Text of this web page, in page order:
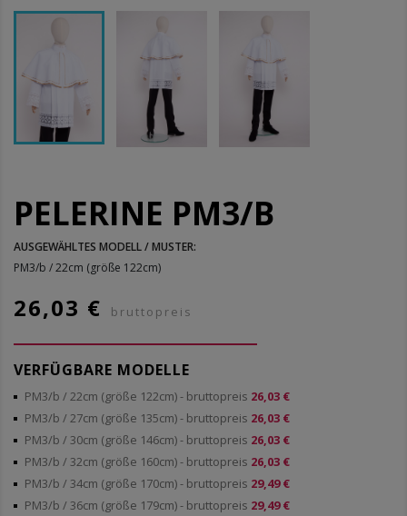
PELERINE PM3/B
AUSGEWÄHLTES MODELL / MUSTER:
PM3/b / 22cm (größe 122cm)
26,03 € bruttopreis
VERFÜGBARE MODELLE
PM3/b / 22cm (größe 122cm)- bruttopreis 26,03 €
PM3/b / 27cm (größe 135cm)- bruttopreis 26,03 €
PM3/b / 30cm (größe 146cm)- bruttopreis 26,03 €
PM3/b / 32cm (größe 160cm)- bruttopreis 26,03 €
PM3/b / 34cm (größe 170cm)- bruttopreis 29,49 €
PM3/b / 36cm (größe 179cm)- bruttopreis 29,49 €